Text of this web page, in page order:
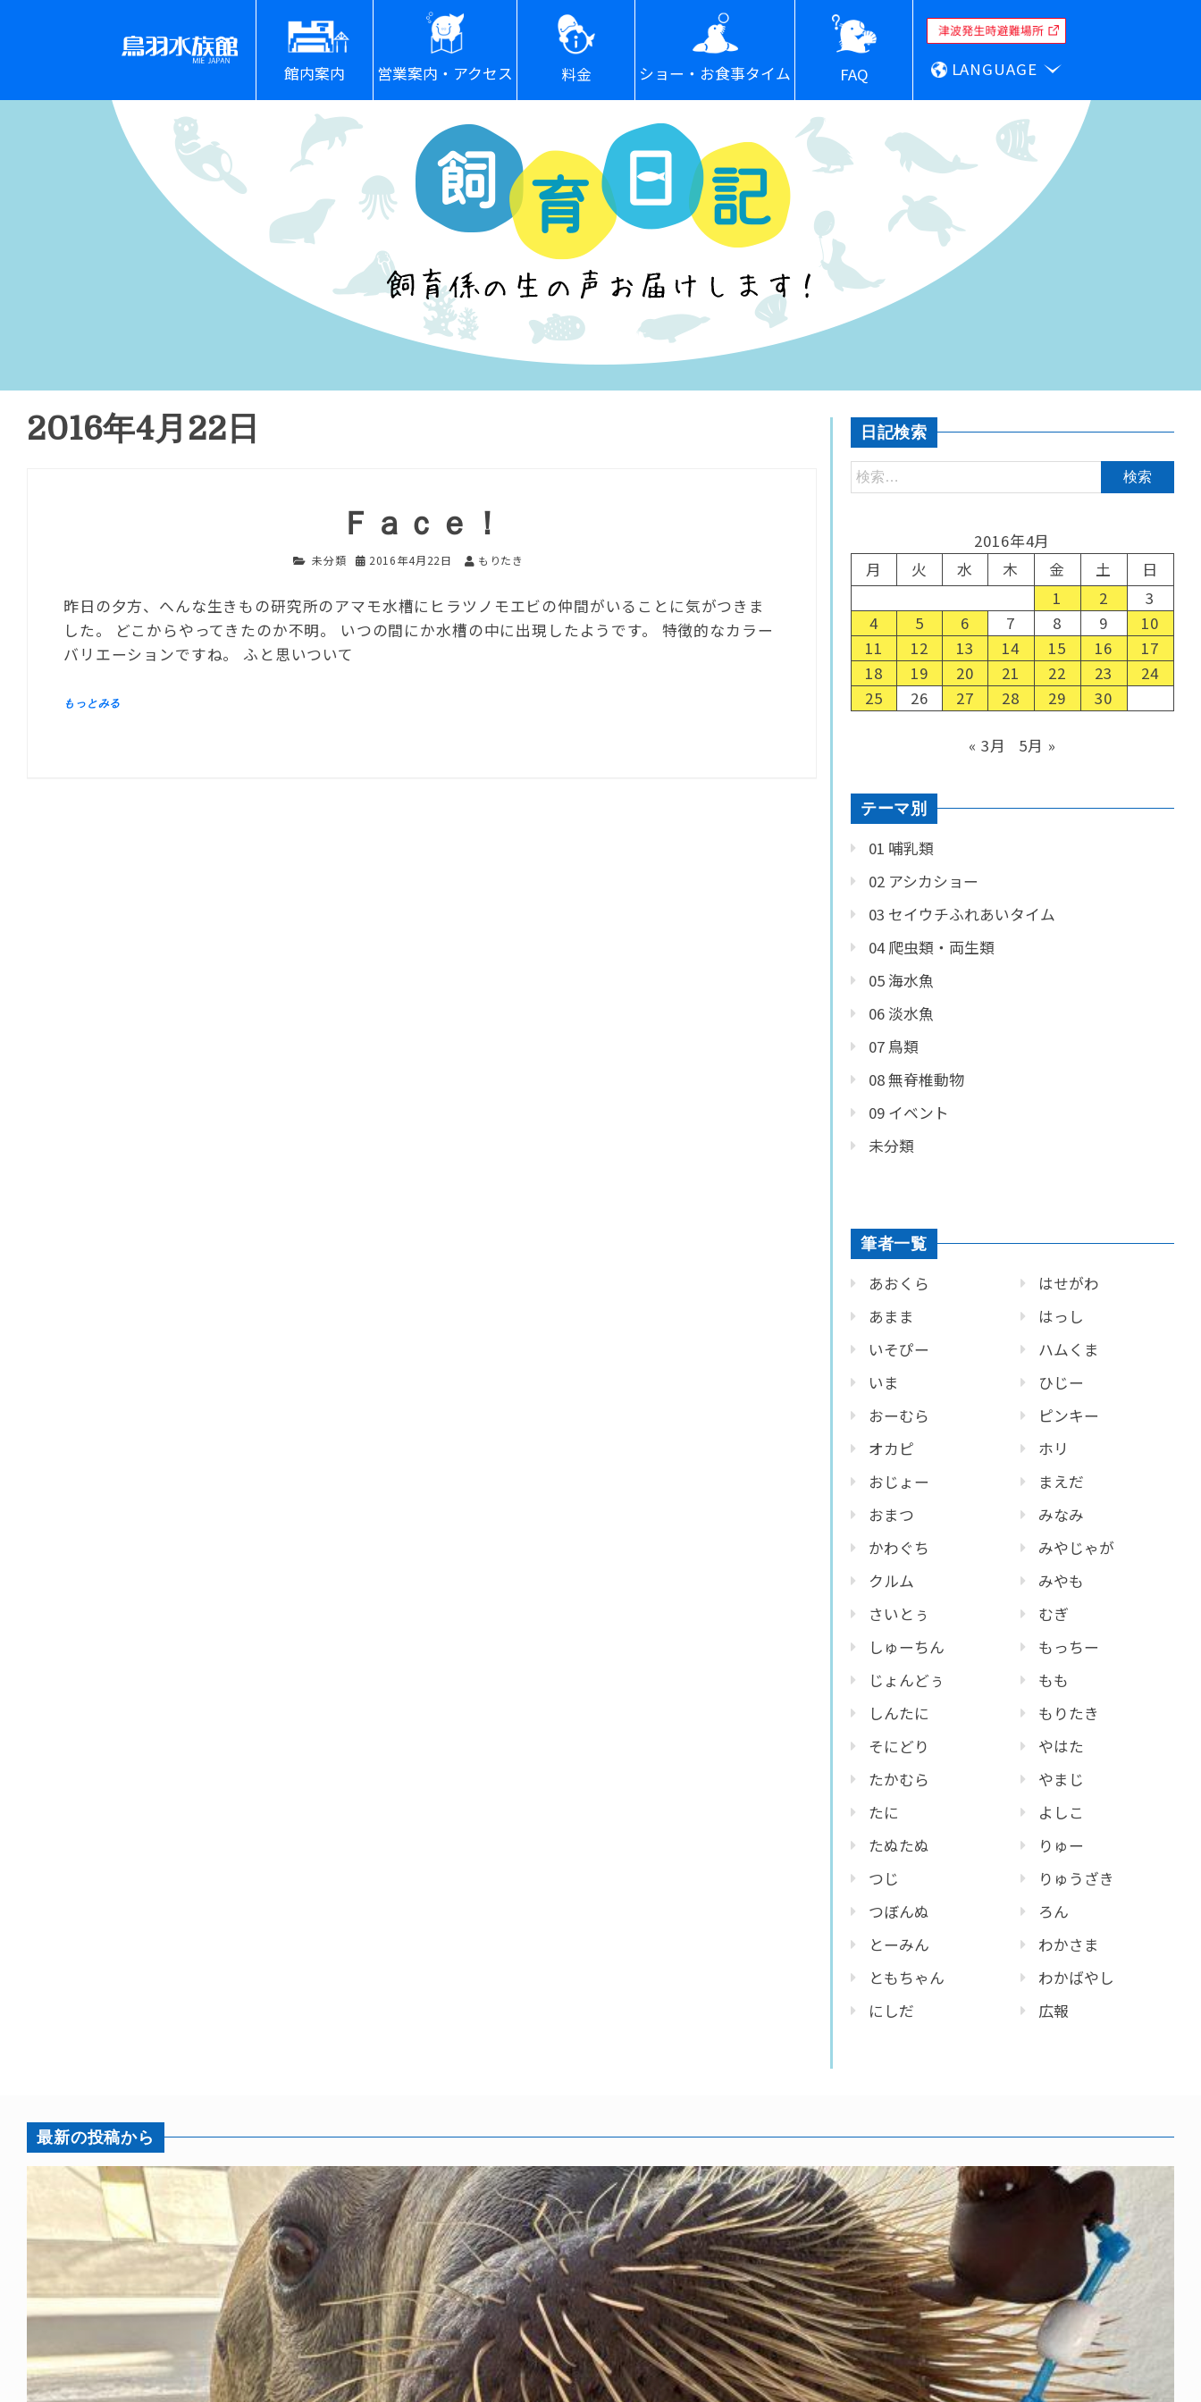
館内案内 営業案内・アクセス 料金 ショー・お食事タイム FAQ LANGUAGE
2016年4月22日
Ｆａｃｅ！
未分類 2016年4月22日 もりたき
昨日の夕方、へんな生きもの研究所のアマモ水槽にヒラツノモエビの仲間がいることに気がつきま
した。 どこからやってきたのか不明。 いつの間にか水槽の中に出現したようです。 特徴的なカラー
バリエーションですね。 ふと思いついて
日記検索
2016年4月
月
火 水 木 金 土
日
1
2
3
4
5 6 7 8 9
10
11
12 13 14 15 16
17
18
19 20 21 22 23
24
25
26 27 28 29 30
« 3月 5月 »
テーマ別
01 哺乳類
02 アシカショー
03 セイウチふれあいタイム
04 爬虫類・両生類
05 海水魚
06 淡水魚
07 鳥類
08 無脊椎動物
09 イベント
未分類
筆者一覧
あおくら
あまま
いそぴー
いま
おーむら
オカピ
おじょー
おまつ
かわぐち
クルム
さいとぅ
しゅーちん
じょんどぅ
しんたに
そにどり
たかむら
たに
たぬたぬ
つじ
つぼんぬ
とーみん
ともちゃん
にしだ
はせがわ
はっし
ハムくま
ひじー
ピンキー
ホリ
まえだ
みなみ
みやじゃが
みやも
むぎ
もっちー
もも
もりたき
やはた
やまじ
よしこ
りゅー
りゅうざき
ろん
わかさま
わかばやし
広報
最新の投稿から